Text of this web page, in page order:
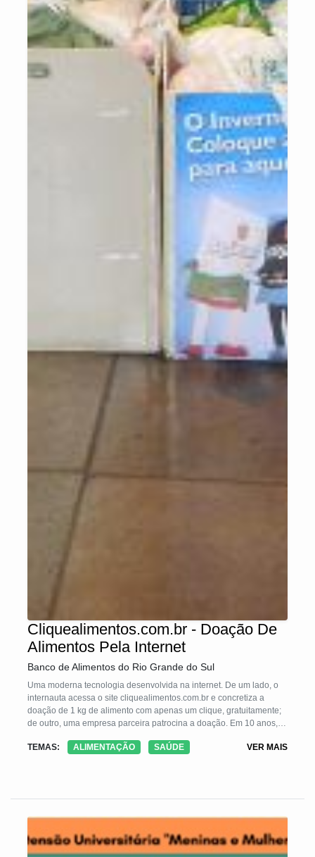
Cliquealimentos.com.br - Doação De
Alimentos Pela Internet
Banco de Alimentos do Rio Grande do Sul
Uma moderna tecnologia desenvolvida na internet. De um lado, o
internauta acessa o site cliquealimentos.com.br e concretiza a
doação de 1 kg de alimento com apenas um clique, gratuitamente;
de outro, uma empresa parceira patrocina a doação. Em 10 anos, a
TEMAS:
ALIMENTAÇÃO SAÚDE VER MAIS